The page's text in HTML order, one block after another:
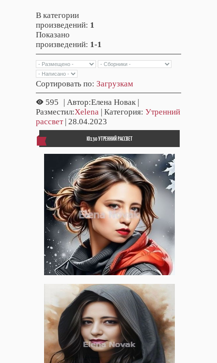
В категории
произведений: 1
Показано
произведений: 1-1
Сортировать по: Загрузкам
595
| Автор:Елена Новак |
Разместил:Xelena | Категория: Утренний
рассвет| 28.04.2023
IO130 УТРЕННИЙ РАССВЕТ